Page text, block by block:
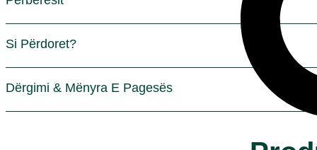
Si Përdoret?
Dërgimi & Mënyra E Pagesës